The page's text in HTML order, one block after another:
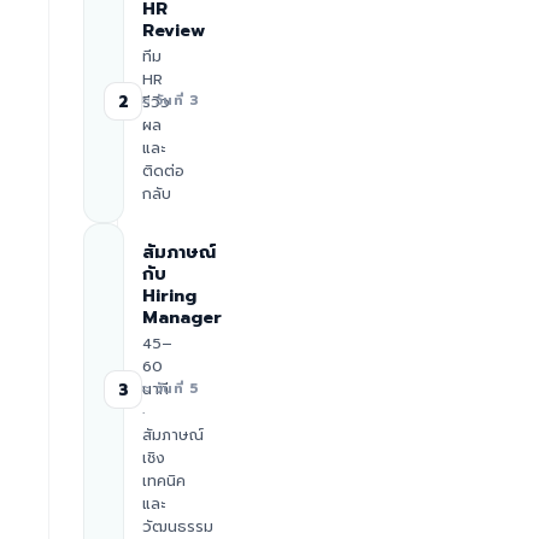
2
HR
Review
ทีม
HR
รีวิว
ผล
และ
ติดต่อ
กลับ
≈ วันที่ 3
3
สัมภาษณ์
กับ
Hiring
Manager
45–
60
นาที
·
สัมภาษณ์
เชิง
เทคนิค
และ
วัฒนธรรม
≈ วันที่ 5